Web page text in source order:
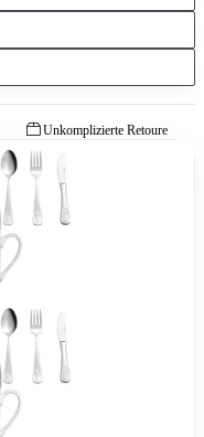
Unkomplizierte Retoure